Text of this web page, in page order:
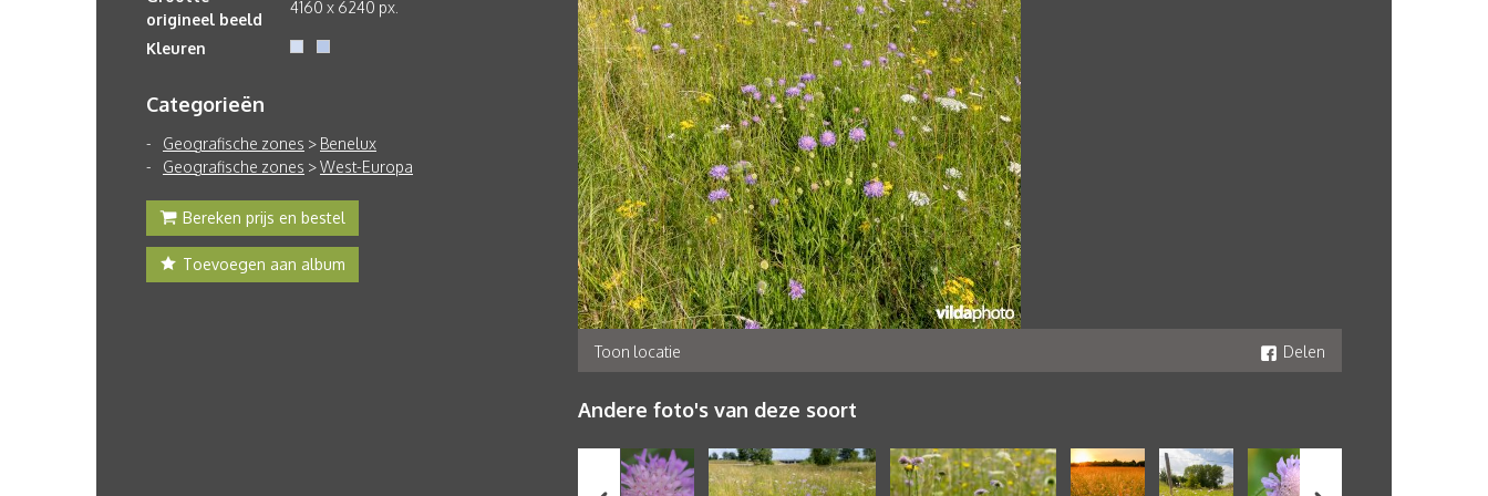
origineel beeld
4160 x 6240 px.
Kleuren
Categorieën
Geografische zones > Benelux
Geografische zones >West-Europa
Bereken prijs en bestel
Toevoegen aan album
Toon locatie Delen
Andere foto's van deze soort